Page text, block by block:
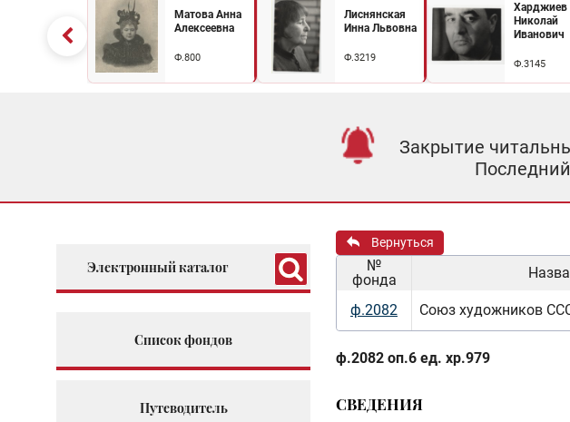
Матова Анна
Алексеевна
Ф.800
Лиснянская
Инна Львовна
Ф.3219
Харджиев
Николай
Иванович
Ф.3145
Закрытие
Электронный каталог
Список фондов
Путеводитель
Вернуться
№
фонда
ф.2082
Союз художников
ф.2082 оп.6 ед. хр.979
СВЕДЕНИЯ